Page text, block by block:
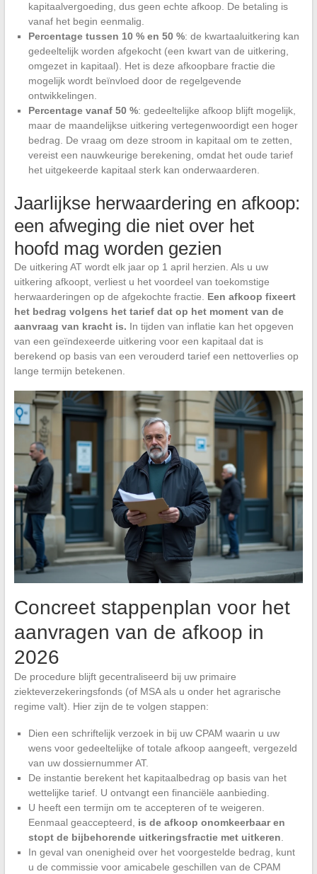
kapitaalvergoeding, dus geen echte afkoop. De betaling is
vanaf het begin eenmalig.
Percentage tussen 10 % en 50 %: de kwartaaluitkering kan
gedeeltelijk worden afgekocht (een kwart van de uitkering,
omgezet in kapitaal). Het is deze afkoopbare fractie die
mogelijk wordt beïnvloed door de regelgevende
ontwikkelingen.
Percentage vanaf 50 %: gedeeltelijke afkoop blijft mogelijk,
maar de maandelijkse uitkering vertegenwoordigt een hoger
bedrag. De vraag om deze stroom in kapitaal om te zetten,
vereist een nauwkeurige berekening, omdat het oude tarief
het uitgekeerde kapitaal sterk kan onderwaarderen.
Jaarlijkse herwaardering en afkoop:
een afweging die niet over het
hoofd mag worden gezien
De uitkering AT wordt elk jaar op 1 april herzien. Als u uw
uitkering afkoopt, verliest u het voordeel van toekomstige
herwaarderingen op de afgekochte fractie. Een afkoop fixeert
het bedrag volgens het tarief dat op het moment van de
aanvraag van kracht is. In tijden van inflatie kan het opgeven
van een geïndexeerde uitkering voor een kapitaal dat is
berekend op basis van een verouderd tarief een nettoverlies op
lange termijn betekenen.
Concreet stappenplan voor het
aanvragen van de afkoop in
2026
De procedure blijft gecentraliseerd bij uw primaire
ziekteverzekeringsfonds (of MSA als u onder het agrarische
regime valt). Hier zijn de te volgen stappen:
Dien een schriftelijk verzoek in bij uw CPAM waarin u uw
wens voor gedeeltelijke of totale afkoop aangeeft, vergezeld
van uw dossiernummer AT.
De instantie berekent het kapitaalbedrag op basis van het
wettelijke tarief. U ontvangt een financiële aanbieding.
U heeft een termijn om te accepteren of te weigeren.
Eenmaal geaccepteerd, is de afkoop onomkeerbaar en
stopt de bijbehorende uitkeringsfractie met uitkeren.
In geval van onenigheid over het voorgestelde bedrag, kunt
u de commissie voor amicabele geschillen van de CPAM